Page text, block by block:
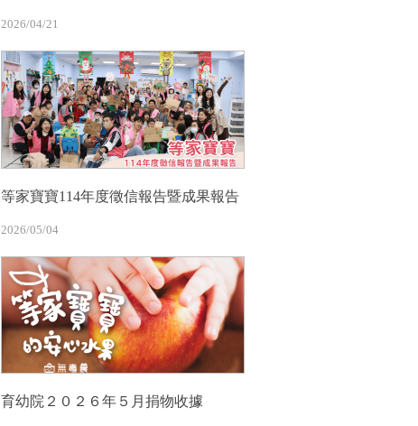
2026/04/21
等家寶寶114年度徵信報告暨成果報告
2026/05/04
育幼院２０２６年５月捐物收據